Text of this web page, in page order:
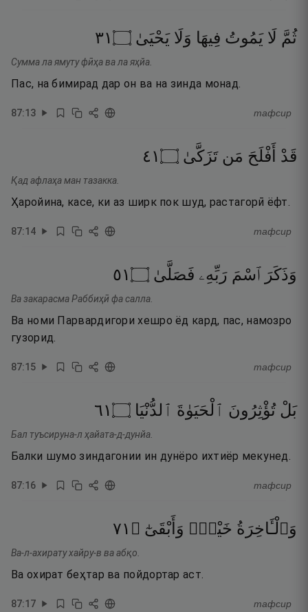
ثُمَّ لَا يَمُوتُ فِيهَا وَلَا يَحْيَىٰ ۝١٣
Сумма ла ямуту фӣҳа ва ла яҳйа.
Пас, на бимирад дар он ва на зинда монад.
87:13 тафсир
قَدْ أَفْلَحَ مَن تَزَكَّىٰ ۝١٤
Қад афлаҳа ман тазакка.
Ҳаройина, касе, ки аз ширк пок шуд, растагорӣ ёфт.
87:14 тафсир
وَذَكَرَ ٱسْمَ رَبِّهِۦ فَصَلَّىٰ ۝١٥
Ва закарасма Раббиҳӣ фа салла.
Ва номи Парвардигори хешро ёд кард, пас, намозро
гузорид.
87:15 тафсир
بَلْ تُؤْثِرُونَ ٱلْحَيَوٰةَ ٱلدُّنْيَا ۝١٦
Бал туъсируна-л ҳайата-д-дунйа.
Балки шумо зиндагонии ин дунёро ихтиёр мекунед.
87:16 тафсир
وَٱلْـَٔاخِرَةُ خَيْرٌۭ وَأَبْقَىٰٓ ۝ ١٧
Ва-л-ахирату хайру-в ва абқо.
Ва охират беҳтар ва пойдортар аст.
87:17 тафсир